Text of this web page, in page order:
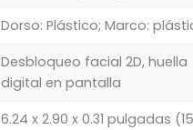
Dorso: Plástico; Marco:
Desbloqueo facial 2D, huella
digital en pantalla
6.24 x 2.90 x 0.31 pulgadas